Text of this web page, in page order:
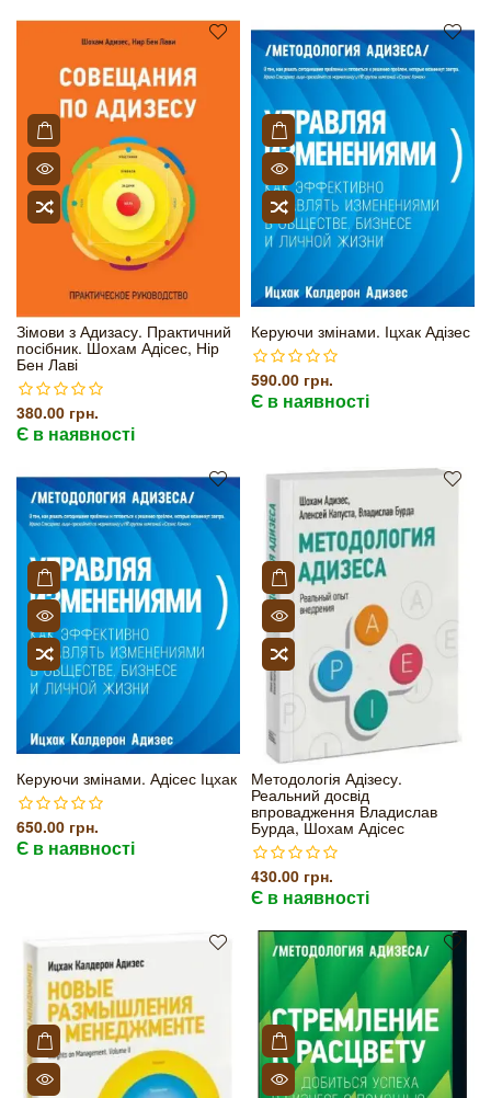
Зімови з Адизасу. Практичний
посібник. Шохам Адісес, Нір
Бен Лаві
380.00 грн.
Є в наявності
Керуючи змінами. Іцхак Адізес
590.00 грн.
Є в наявності
Керуючи змінами. Адісес Іцхак
650.00 грн.
Є в наявності
Методологія Адізесу.
Реальний досвід
впровадження Владислав
Бурда, Шохам Адісес
430.00 грн.
Є в наявності